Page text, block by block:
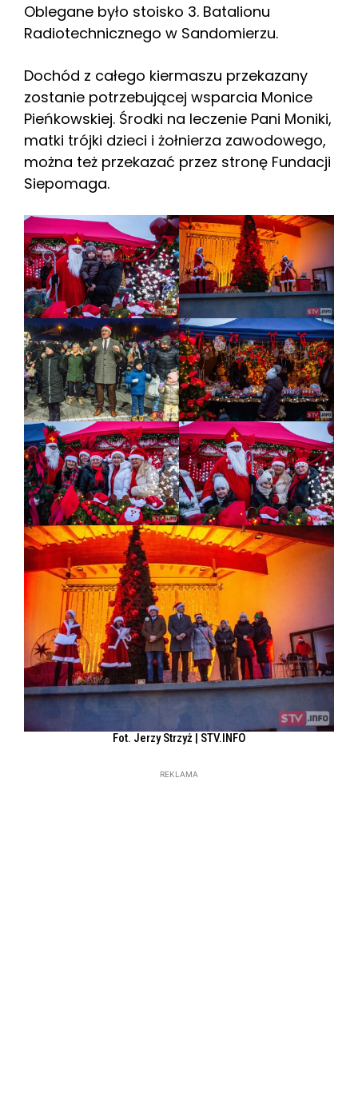
Oblegane było stoisko 3. Batalionu
Radiotechnicznego w Sandomierzu.
Dochód z całego kiermaszu przekazany
zostanie potrzebującej wsparcia Monice
Pieńkowskiej. Środki na leczenie Pani Moniki,
matki trójki dzieci i żołnierza zawodowego,
można też przekazać przez stronę Fundacji
Siepomaga.
Fot. Jerzy Strzyż | STV.INFO
REKLAMA